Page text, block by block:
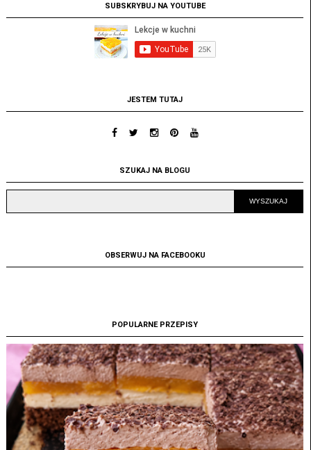
SUBSKRYBUJ NA YOUTUBE
JESTEM TUTAJ
SZUKAJ NA BLOGU
OBSERWUJ NA FACEBOOKU
POPULARNE PRZEPISY